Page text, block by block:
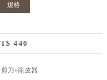
規格
440
刀+削皮器